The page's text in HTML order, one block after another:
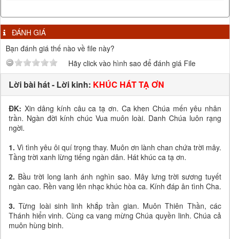
ĐÁNH GIÁ
Bạn đánh giá thế nào về file này?
Hãy click vào hình sao để đánh giá File
Lời bài hát - Lời kinh: KHÚC HÁT TẠ ƠN
ĐK: Xin dâng kính câu ca tạ ơn. Ca khen Chúa mến yêu nhân
trần. Ngàn đời kính chúc Vua muôn loài. Danh Chúa luôn rạng
ngời.
1. Vì tình yêu ôi quí trọng thay. Muôn ơn lành chan chứa trời mây.
Tầng trời xanh lừng tiếng ngàn dân. Hát khúc ca tạ ơn.
2. Bầu trời long lanh ánh nghìn sao. Mây lưng trời sương tuyết
ngàn cao. Rền vang lên nhạc khúc hòa ca. Kính đáp ân tình Cha.
3.Từng loài sinh linh khắp trần gian. Muôn Thiên Thần, các
Thánh hiển vinh. Cùng ca vang mừng Chúa quyền linh. Chúa cả
muôn hùng binh.